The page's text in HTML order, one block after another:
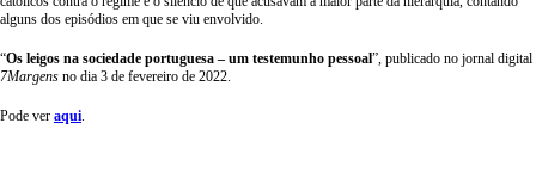
alguns dos episódios em que se viu envolvido.
“Os leigos na sociedade portuguesa – um testemunho pessoal”, publicado no jornal digital
7Margens no dia 3 de fevereiro de 2022.
Pode ver aqui.